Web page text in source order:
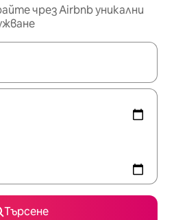
чрез Airbnb уникални
покажат, използвайте
Търсене